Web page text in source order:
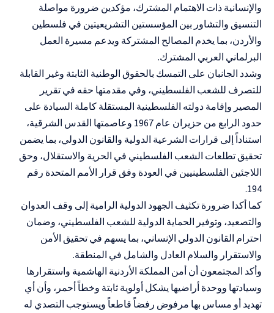
والإنسانية ذات الاهتمام المشترك، مؤكدين ضرورة مواصلة
التنسيق والتشاور بين المؤسستين التشريعيتين في فلسطين
والأردن، بما يخدم المصالح المشتركة ويدعم مسيرة العمل
البرلماني العربي المشترك.
وشدد الجانبان على التمسك بالحقوق الوطنية الثابتة وغير القابلة
للتصرف للشعب الفلسطيني، وفي مقدمتها حقه في تقرير
المصير وإقامة دولته الفلسطينية المستقلة كاملة السيادة على
حدود الرابع من حزيران عام 1967 وعاصمتها القدس الشرقية،
استناداً إلى قرارات الشرعية الدولية والقانون الدولي، بما يضمن
تحقيق تطلعات الشعب الفلسطيني في الحرية والاستقلال، وحق
اللاجئين الفلسطينيين في العودة وفق قرار الأمم المتحدة رقم
194.
كما أكدا ضرورة تكثيف الجهود الدولية الرامية إلى وقف العدوان
والتصعيد، وتوفير الحماية الدولية للشعب الفلسطيني، وضمان
احترام القانون الدولي الإنساني، بما يسهم في تحقيق الأمن
والاستقرار والسلام العادل والشامل في المنطقة.
وأكد المجتمعون أن أمن المملكة الأردنية الهاشمية واستقرارها
وسيادتها ووحدة أراضيها يشكل أولوية ثابتة وخطاً أحمر، وأن أي
تهديد أو مساس بها مرفوض رفضاً قاطعاً ويستوجب التصدي له